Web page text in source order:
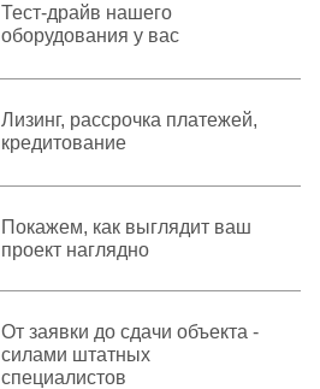
Тест-драйв нашего
оборудования у вас
Лизинг, рассрочка платежей,
кредитование
Покажем, как выглядит ваш
проект наглядно
От заявки до сдачи объекта -
силами штатных
специалистов